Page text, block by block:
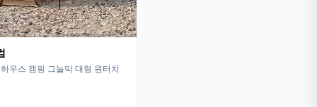
우스 캠핑 그늘막 대형 원터치